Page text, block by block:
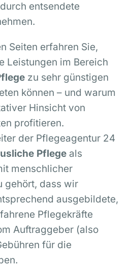
entsendete
Seiten erfahren Sie,
Leistungen im Bereich
zu sehr günstigen
können – und warum
Hinsicht von
profitieren.
der Pflegeagentur 24
Pflegeals
menschlicher
gehört, dass wir
ausgebildete,
Pflegekräfte
Auftraggeber (also
für die